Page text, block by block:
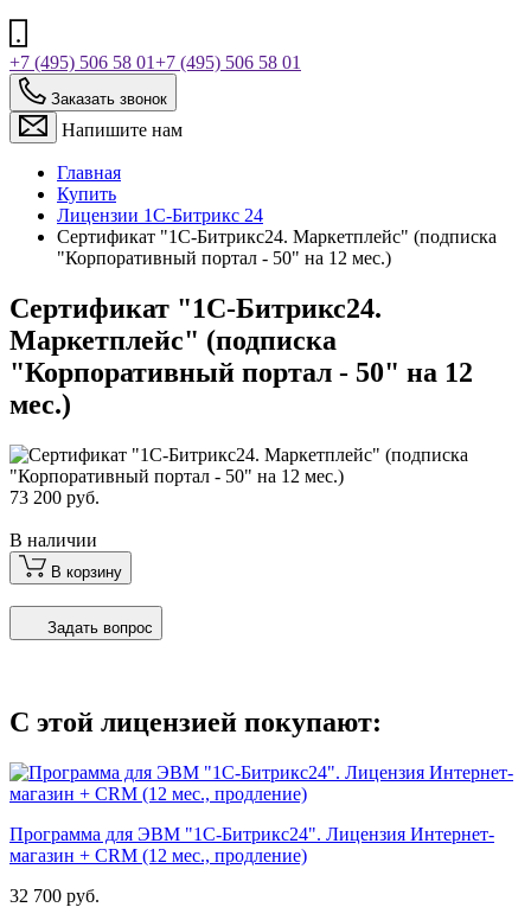
+7 (495) 506 58 01+7 (495) 506 58 01
Заказать звонок
Напишите нам
Главная
Купить
Лицензии 1С-Битрикс 24
Сертификат "1С-Битрикс24. Маркетплейс" (подписка
"Корпоративный портал - 50" на 12 мес.)
Сертификат "1С-Битрикс24.
Маркетплейс" (подписка
"Корпоративный портал - 50" на 12
мес.)
73 200 руб.
В наличии
В корзину
Задать вопрос
С этой лицензией покупают:
Программа для ЭВМ "1С-Битрикс24". Лицензия Интернет-
магазин + CRM (12 мес., продление)
32 700 руб.